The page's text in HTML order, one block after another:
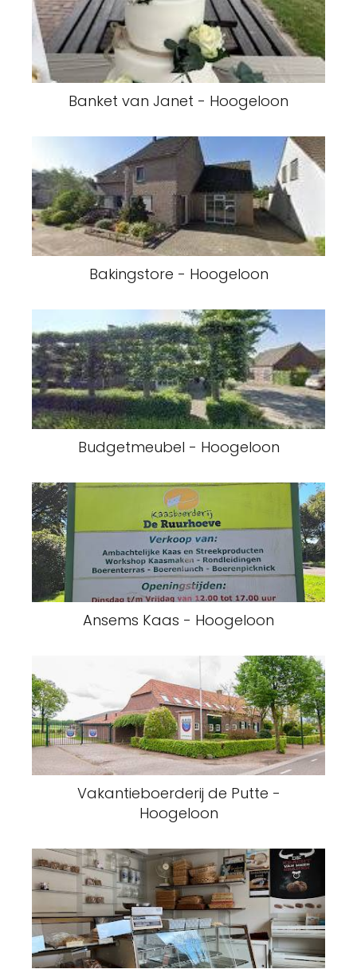
Banket van Janet - Hoogeloon
Bakingstore - Hoogeloon
Budgetmeubel - Hoogeloon
Ansems Kaas - Hoogeloon
Vakantieboerderij de Putte -
Hoogeloon